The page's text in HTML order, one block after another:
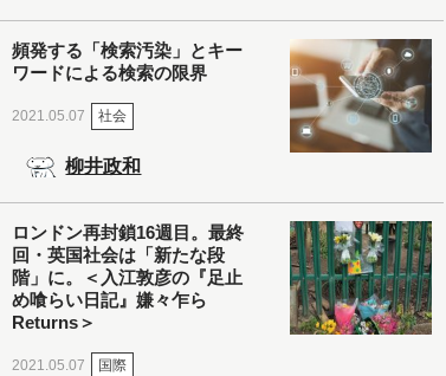
頻発する「検索汚染」とキー
ワードによる検索の限界
2021.05.07 社会
柳井政和
ロンドン再封鎖16週目。最終
回・英国社会は「新たな段
階」に。＜入江敦彦の『足止
め喰らい日記』嫌々乍ら
Returns＞
2021.05.07 国際